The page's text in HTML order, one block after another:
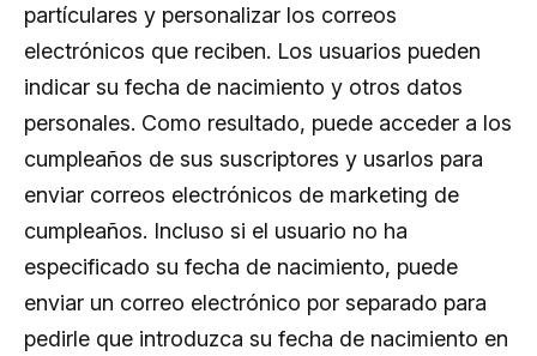
partículares y personalizar los correos
electrónicos que reciben. Los usuarios pueden
indicar su fecha de nacimiento y otros datos
personales. Como resultado, puede acceder a los
cumpleaños de sus suscriptores y usarlos para
enviar correos electrónicos de marketing de
cumpleaños. Incluso si el usuario no ha
especificado su fecha de nacimiento, puede
enviar un correo electrónico por separado para
pedirle que introduzca su fecha de nacimiento en